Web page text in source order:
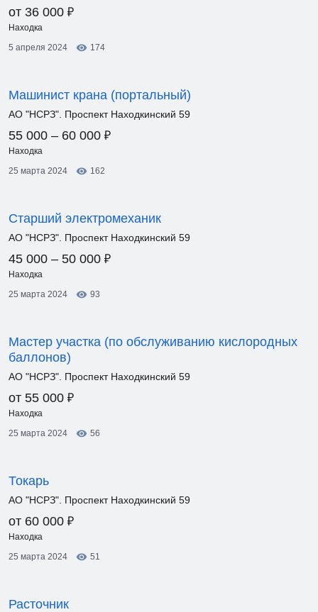
от 36 000 ₽
Находка
5 апреля 2024
174
Машинист крана (портальный)
АО "НСРЗ". Проспект Находкинский 59
55 000 – 60 000 ₽
Находка
25 марта 2024
162
Старший электромеханик
АО "НСРЗ". Проспект Находкинский 59
45 000 – 50 000 ₽
Находка
25 марта 2024
93
Мастер участка (по обслуживанию кислородных
баллонов)
АО "НСРЗ". Проспект Находкинский 59
от 55 000 ₽
Находка
25 марта 2024
56
Токарь
АО "НСРЗ". Проспект Находкинский 59
от 60 000 ₽
Находка
25 марта 2024
51
Расточник